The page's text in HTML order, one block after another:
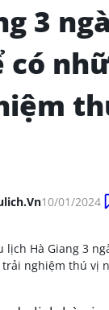
3
có
10/01/2024